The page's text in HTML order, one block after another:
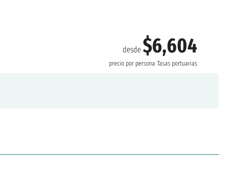
desde$6,604
precio por persona Tasas portuarias